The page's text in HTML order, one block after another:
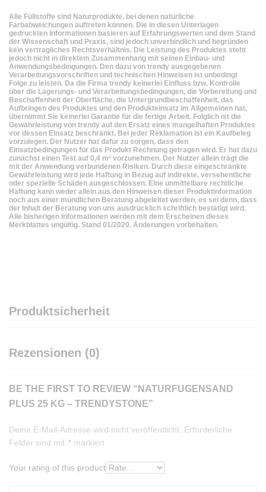
Alle Füllstoffe sind Naturprodukte, bei denen natürliche
Farbabweichungen auftreten können. Die in diesen Unterlagen
gedruckten Informationen basieren auf Erfahrungswerten und dem Stand
der Wissenschaft und Praxis, sind jedoch unverbindlich und begründen
kein vertragliches Rechtsverhältnis. Die Leistung des Produktes steht
jedoch nicht in direktem Zusammenhang mit seinen Einbau- und
Anwendungsbedingungen. Den dazu von trendy ausgegebenen
Verarbeitungsvorschriften und technischen Hinweisen ist unbedingt
Folge zu leisten. Da die Firma trendy keinerlei Einfluss bzw. Kontrolle
über die Lagerungs- und Verarbeitungsbedingungen, die Vorbereitung und
Beschaffenheit der Oberfläche, die Untergrundbeschaffenheit, das
Aufbringen des Produktes und den Produkteinsatz im Allgemeinen hat,
übernimmt Sie keinerlei Garantie für die fertige Arbeit. Folglich ist die
Gewährleistung von trendy auf den Ersatz eines mangelhaften Produktes
vor dessen Einsatz beschränkt. Bei jeder Reklamation ist ein Kaufbeleg
vorzulegen. Der Nutzer hat dafür zu sorgen, dass den
Einsatzbedingungen für das Produkt Rechnung getragen wird. Er hat dazu
zunächst einen Test auf 0,4 m² vorzunehmen. Der Nutzer allein trägt die
mit der Anwendung verbundenen Risiken. Durch diese eingeschränkte
Gewährleistung wird jede Haftung in Bezug auf indirekte, versehentliche
oder spezielle Schäden ausgeschlossen. Eine unmittelbare rechtliche
Haftung kann weder allein aus den Hinweisen dieser Produktinformation
noch aus einer mündlichen Beratung abgeleitet werden, es sei denn, dass
der Inhalt der Beratung von uns ausdrücklich schriftlich bestätigt wird.
Alle bisherigen Informationen werden mit dem Erscheinen dieses
Merkblattes ungültig. Stand 01/2020. Änderungen vorbehalten.
Produktsicherheit
Rezensionen (0)
BE THE FIRST TO REVIEW “NATURFUGENSAND
PLUS 25 KG – TRENDYSTONE”
Deine E-Mail-Adresse wird nicht veröffentlicht. Erforderliche
Felder sind mit * markiert
Your rating of this product